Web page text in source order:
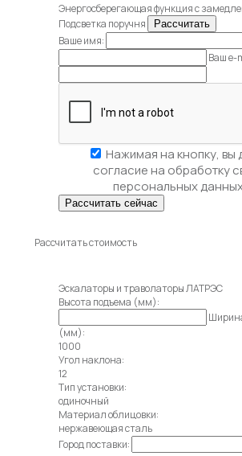
Энергосберегающая функция с
Подсветка поручня
Ваше имя:
Ваш e-
Нажимая на кнопку, вы
согласие на обработку
персональных
Рассчитать стоимость
Эскалаторы и траволаторы ЛАТРЭС
Высота подъема (мм):
(мм):
1000
Угол наклона:
12
Тип установки:
одиночный
Материал облицовки:
нержавеющая сталь
Город поставки: